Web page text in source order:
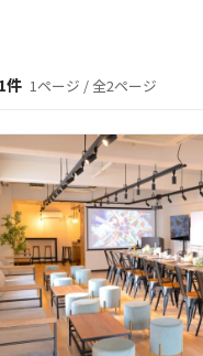
件 1ページ / 全2ページ